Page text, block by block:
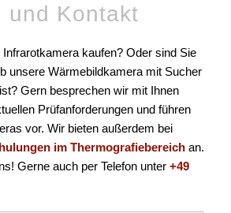
und Kontakt
kaufen? Oder sind Sie
unsere Wärmebildkamera mit Sucher
Gern besprechen wir mit Ihnen
Prüfanforderungen und führen
vor. Wir bieten außerdem bei
im Thermografiebereichan.
Gerne auch per Telefon unter +49